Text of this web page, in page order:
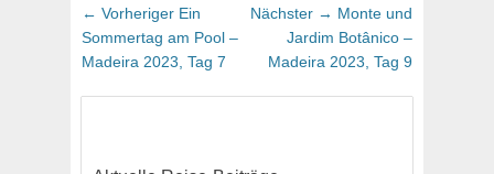
Beitragsnavigation
← Vorheriger Vorheriger
Beitrag:
Ein
Sommertag am Pool –
Madeira 2023, Tag 7
Nächster → Nächster
Beitrag:
Monte und
Jardim Botânico –
Madeira 2023, Tag 9